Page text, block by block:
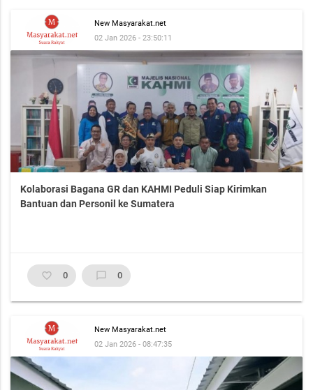
New Masyarakat.net
02 Jan 2026 - 23:50:11
Kolaborasi Bagana GR dan KAHMI Peduli Siap Kirimkan
Bantuan dan Personil ke Sumatera
favorite_border 0 chat_bubble_outline 0
New Masyarakat.net
02 Jan 2026 - 08:47:35